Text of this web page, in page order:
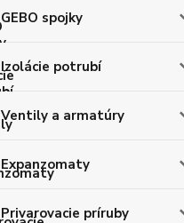
GEBO spojky
Izolácie potrubí
Ventily a armatúry
Expanzomaty
Privarovacie príruby